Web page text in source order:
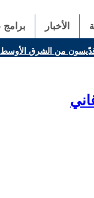
الأخبار برامج
من الشرق الأوسط